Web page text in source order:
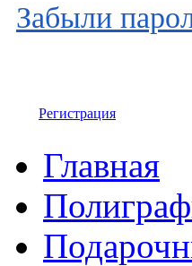
Забыли
Регистрация
Главная